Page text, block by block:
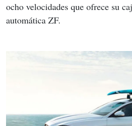
ocho velocidades que ofrece su
automática ZF.